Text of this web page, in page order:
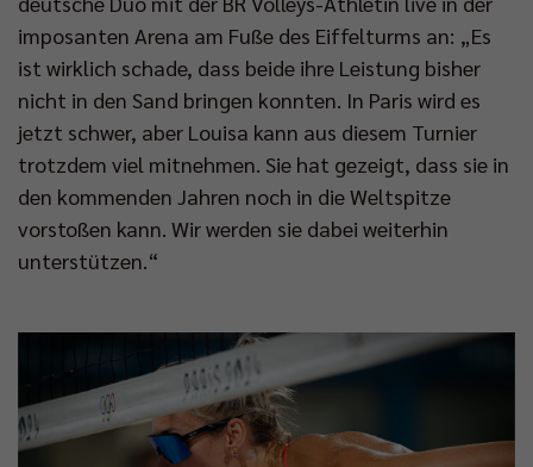
imposanten Arena am Fuße des Eiffelturms an: „Es
ist wirklich schade, dass beide ihre Leistung bisher
nicht in den Sand bringen konnten. In Paris wird es
jetzt schwer, aber Louisa kann aus diesem Turnier
trotzdem viel mitnehmen. Sie hat gezeigt, dass sie in
den kommenden Jahren noch in die Weltspitze
vorstoßen kann. Wir werden sie dabei weiterhin
unterstützen.“